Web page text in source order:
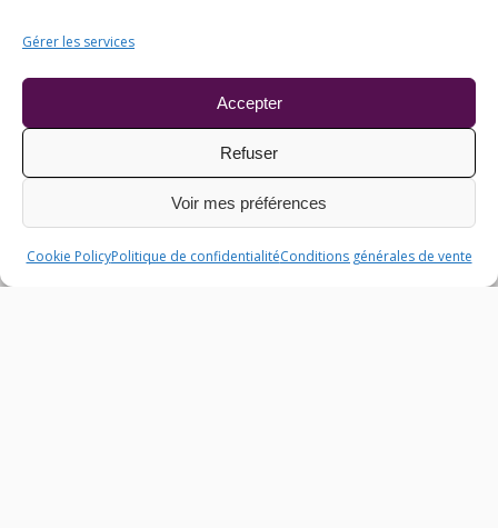
Gérer les services
Accepter
Refuser
Voir mes préférences
Cookie PolicyPolitique de confidentialitéConditions générales de vente
Mentions légales
CGV
Livraisons
Contactez-nous
Abonnez-vous à notre newsletter annuelle